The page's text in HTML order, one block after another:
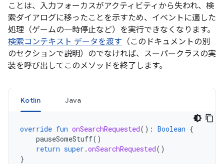
ことは、入力フォーカスがアクティビティから失われ、検
索ダイアログに移ったことを示すため、イベントに適した
処理（ゲームの一時停止など）を実行できなくなります。
検索コンテキスト データを渡す （このドキュメントの別
のセクションで説明）のでなければ、スーパークラスの実
装を呼び出してこのメソッドを終了します。
Kotlin Java
override fun onSearchRequested(): Boolean {
pauseSomeStuff()
return super .onSearchRequested()
}